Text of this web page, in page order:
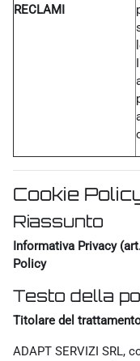
RECLAMI
Cookie
Riassunto
Informativa Privacy
Policy
Testo della
Titolare del
ADAPT SERVIZI SRL,